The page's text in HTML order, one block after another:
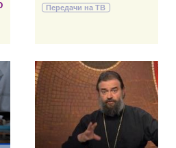
Передачи на ТВ